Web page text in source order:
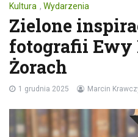
Kultura , Wydarzenia
Zielone
fotografii Ewy
Żorach
1 grudnia 2025 Marcin